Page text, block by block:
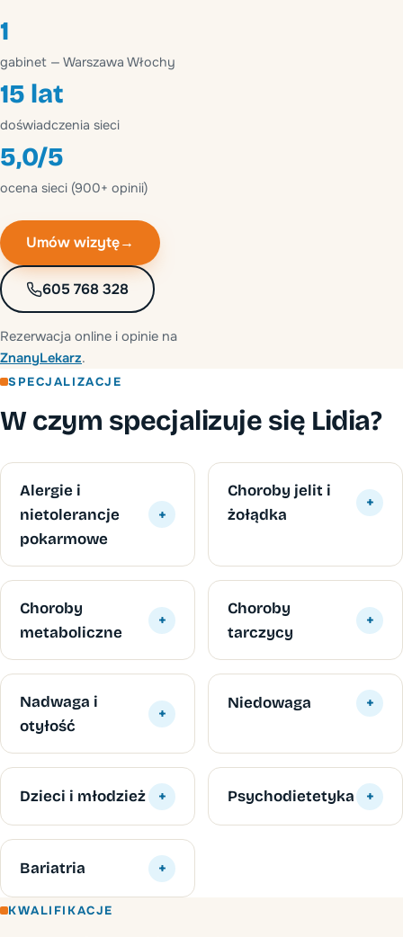
1
gabinet — Warszawa Włochy
15 lat
doświadczenia sieci
5,0/5
ocena sieci (900+ opinii)
Umów wizytę→
605 768 328
Rezerwacja online i opinie na
ZnanyLekarz.
SPECJALIZACJE
W czym specjalizuje się Lidia?
Alergie i
nietolerancje
pokarmowe
+
Choroby jelit i
żołądka
+
Choroby
metaboliczne
+
Choroby
tarczycy
+
Nadwaga i
otyłość
+
Niedowaga +
Dzieci i młodzież + Psychodietetyka +
Bariatria +
KWALIFIKACJE